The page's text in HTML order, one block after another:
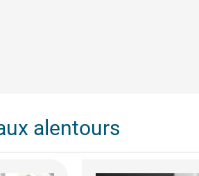
alentours